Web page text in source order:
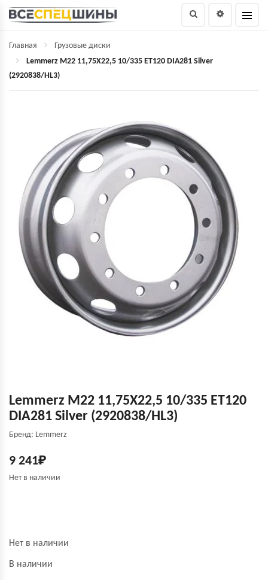
Главная
Грузовые диски
Lemmerz M22 11,75X22,5 10/335 ET120 DIA281 Silver
(2920838/HL3)
Lemmerz M22 11,75X22,5 10/335 ET120
DIA281 Silver (2920838/HL3)
Бренд: Lemmerz
9 241₽
Нет в наличии
Нет в наличии
В наличии